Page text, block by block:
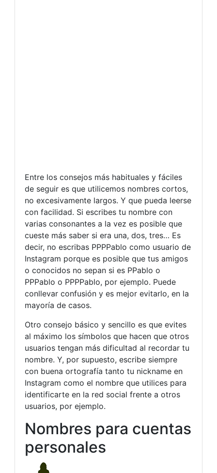
Entre los consejos más habituales y fáciles
de seguir es que utilicemos nombres cortos,
no excesivamente largos. Y que pueda leerse
con facilidad. Si escribes tu nombre con
varias consonantes a la vez es posible que
cueste más saber si era una, dos, tres… Es
decir, no escribas PPPPablo como usuario de
Instagram porque es posible que tus amigos
o conocidos no sepan si es PPablo o
PPPablo o PPPPablo, por ejemplo. Puede
conllevar confusión y es mejor evitarlo, en la
mayoría de casos.
Otro consejo básico y sencillo es que evites
al máximo los símbolos que hacen que otros
usuarios tengan más dificultad al recordar tu
nombre. Y, por supuesto, escribe siempre
con buena ortografía tanto tu nickname en
Instagram como el nombre que utilices para
identificarte en la red social frente a otros
usuarios, por ejemplo.
Nombres para cuentas
personales